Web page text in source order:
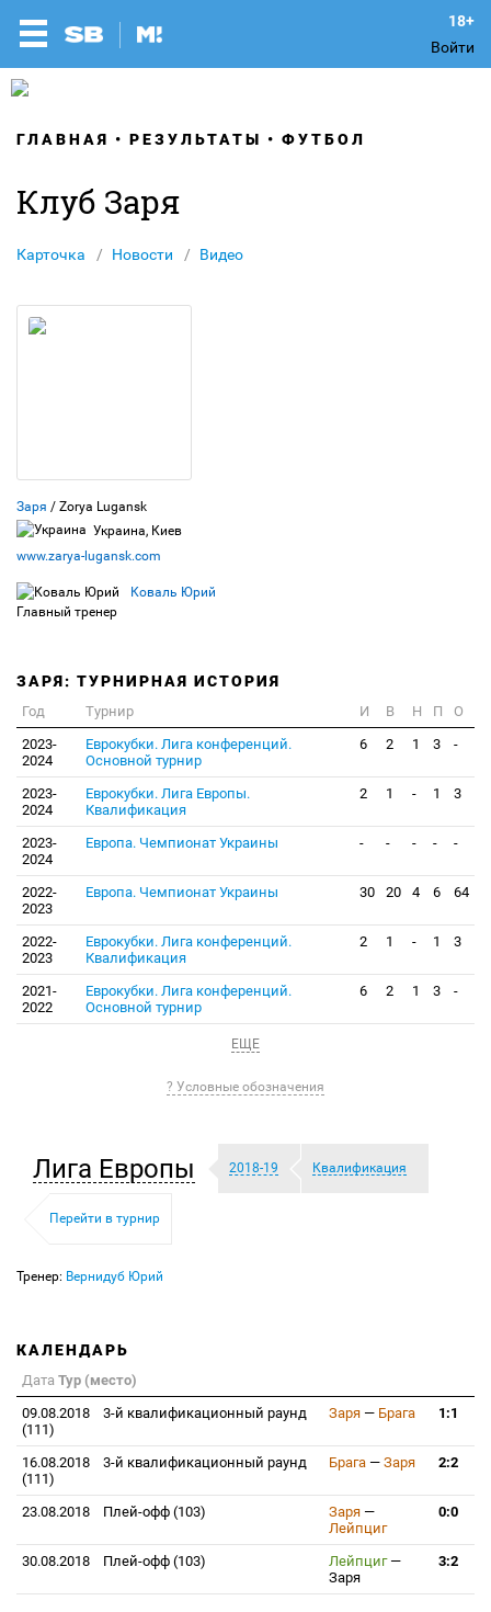
Войти
ГЛАВНАЯ РЕЗУЛЬТАТЫ ФУТБОЛ
Клуб Заря
Карточка Новости Видео
Заря / Zorya Lugansk
Украина, Киев
www.zarya-lugansk.com
Коваль Юрий
Главный тренер
ЗАРЯ: ТУРНИРНАЯ ИСТОРИЯ
Год Турнир И В Н П
О
2023-
2024
Еврокубки. Лига конференций.
Основной турнир
6 2 1 3 -
2023-
2024
Еврокубки. Лига Европы.
Квалификация
2 1 - 1 3
2023-
2024
Европа. Чемпионат Украины - - - - -
2022-
2023
Европа. Чемпионат Украины 30 20 4 6 64
2022-
2023
Еврокубки. Лига конференций.
Квалификация
2 1 - 1 3
2021-
2022
Еврокубки. Лига конференций.
Основной турнир
6 2 1 3 -
ЕЩЕ
? Условные обозначения
Лига Европы 2018-19 Квалификация
Перейти в турнир
Тренер: Вернидуб Юрий
КАЛЕНДАРЬ
Дата Тур (место)
09.08.2018
3-й квалификационный раунд
(111)
Заря — Брага 1:1
16.08.2018
3-й квалификационный раунд
(111)
Брага — Заря 2:2
23.08.2018 Плей-офф (103) Заря —
Лейпциг
0:0
30.08.2018 Плей-офф (103) Лейпциг—
Заря
3:2